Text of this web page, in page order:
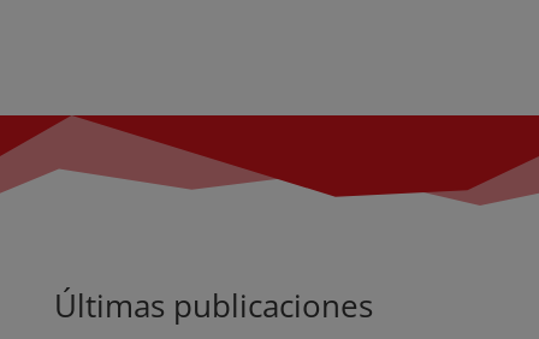
Últimas publicaciones